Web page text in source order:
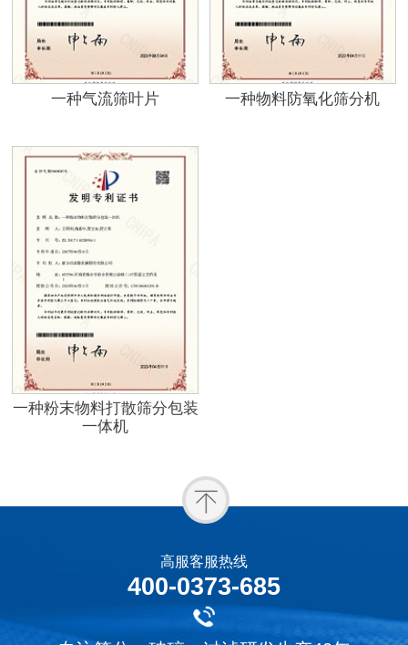
一种气流筛叶片 一种物料防氧化筛分机
一种粉末物料打散筛分包装
一体机
高服客服热线
400-0373-685